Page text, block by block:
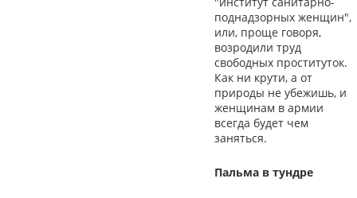
поднадзорных женщин",
или, проще говоря,
возродили труд
свободных проституток.
Как ни крути, а от
природы не убежишь, и
женщинам в армии
всегда будет чем
заняться.
Пальма в тундре